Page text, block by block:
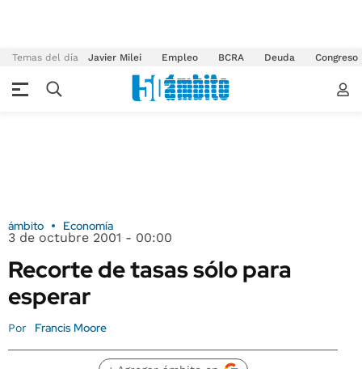
Temas del día Javier Milei Empleo BCRA Deuda Congreso
ámbito Economía
3 de octubre 2001 - 00:00
Recorte de tasas sólo para
esperar
Por Francis Moore